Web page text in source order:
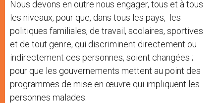
Nous devons en outre nous engager, tous et à tous
les niveaux, pour que, dans tous les pays, les
politiques familiales, de travail, scolaires, sportives
et de tout genre, qui discriminent directement ou
indirectement ces personnes, soient changées ;
pour que les gouvernements mettent au point des
programmes de mise en œuvre qui impliquent les
personnes malades.